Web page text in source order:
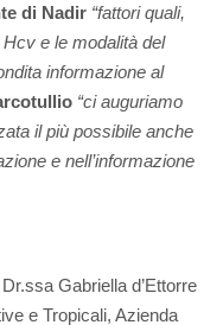
di Nadir “fattori quali,
e le modalità del
informazione al
“ci auguriamo
il più possibile anche
e nell’informazione
Dr.ssa Gabriella d’Ettorre
e Tropicali, Azienda